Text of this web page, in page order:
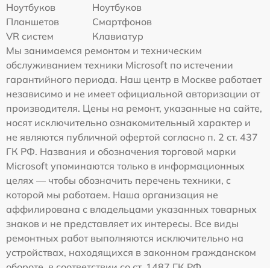
Ноутбуков
Ноутбуков
Планшетов
Смартфонов
VR систем
Клавиатур
Мы занимаемся ремонтом и техническим
обслуживанием техники Microsoft по истечении
гарантийного периода. Наш центр в Москве работает
независимо и не имеет официальной авторизации от
производителя. Цены на ремонт, указанные на сайте,
носят исключительно ознакомительный характер и
не являются публичной офертой согласно п. 2 ст. 437
ГК РФ. Названия и обозначения торговой марки
Microsoft упоминаются только в информационных
целях — чтобы обозначить перечень техники, с
которой мы работаем. Наша организация не
аффилирована с владельцами указанных товарных
знаков и не представляет их интересы. Все виды
ремонтных работ выполняются исключительно на
устройствах, находящихся в законном гражданском